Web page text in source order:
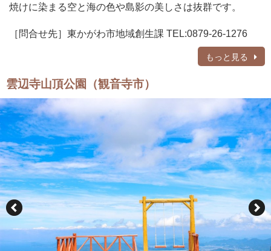
焼けに染まる空と海の色や島影の美しさは抜群です。
［問合せ先］東かがわ市地域創生課 TEL:0879-26-1276
もっと見る
雲辺寺山頂公園（観音寺市）